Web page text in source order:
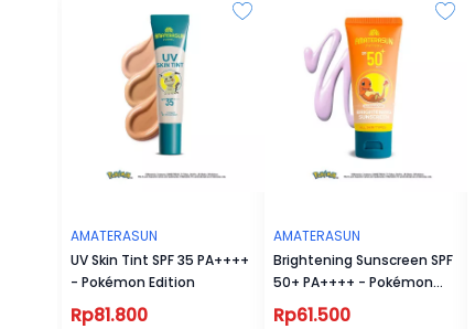
AMATERASUN
UV Skin Tint SPF 35 PA++++
- Pokémon Edition
Rp81.800
AMATERASUN
Brightening Sunscreen SPF
50+ PA++++ - Pokémon
Edition
Rp61.500